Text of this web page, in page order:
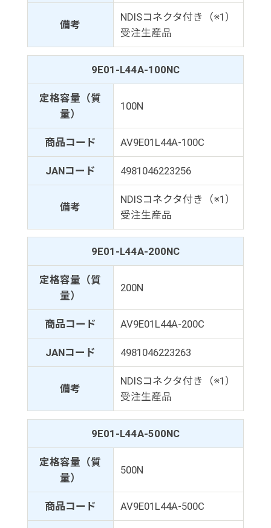
備考
NDISコネクタ付き（※1）
受注生産品
9E01-L44A-100NC
定格容量（質
量）
100N
商品コード AV9E01L44A-100C
JANコード 4981046223256
備考
NDISコネクタ付き（※1）
受注生産品
9E01-L44A-200NC
定格容量（質
量）
200N
商品コード AV9E01L44A-200C
JANコード 4981046223263
備考
NDISコネクタ付き（※1）
受注生産品
9E01-L44A-500NC
定格容量（質
量）
500N
商品コード AV9E01L44A-500C